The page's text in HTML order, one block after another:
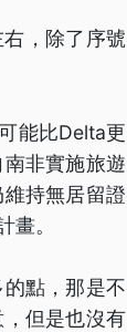
，除了序號
能比Delta更
非實施旅遊
持無居留證
。
點，那是不
但是也沒有